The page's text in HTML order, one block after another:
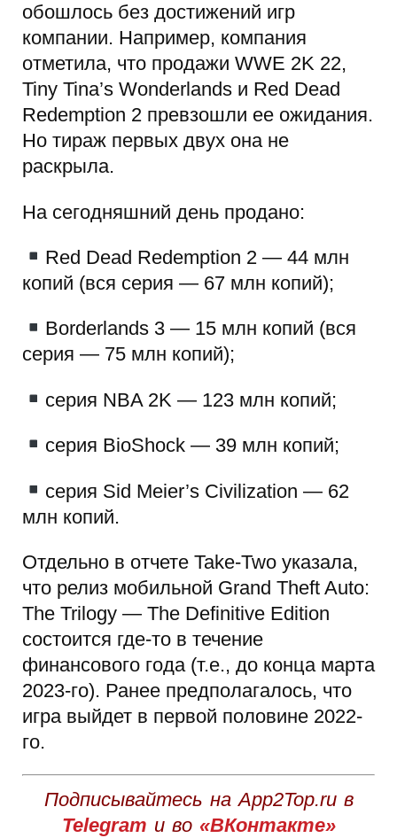
обошлось без достижений игр
компании. Например, компания
отметила, что продажи WWE 2K 22,
Tiny Tina’s Wonderlands и Red Dead
Redemption 2 превзошли ее ожидания.
Но тираж первых двух она не
раскрыла.
На сегодняшний день продано:
Red Dead Redemption 2 — 44 млн
копий (вся серия — 67 млн копий);
Borderlands 3 — 15 млн копий (вся
серия — 75 млн копий);
серия NBA 2K — 123 млн копий;
серия BioShock — 39 млн копий;
серия Sid Meier’s Civilization — 62
млн копий.
Отдельно в отчете Take-Two указала,
что релиз мобильной Grand Theft Auto:
The Trilogy — The Definitive Edition
состоится где-то в течение
финансового года (т.е., до конца марта
2023-го). Ранее предполагалось, что
игра выйдет в первой половине 2022-
го.
Подписывайтесь на App2Top.ru в
Telegram и во «ВКонтакте»